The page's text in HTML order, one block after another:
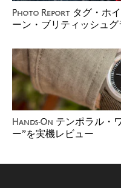
Photo Report タグ・ホ
ーン・ブリティッシュグ
Hands-On テンポラル・
ー”を実機レビュー